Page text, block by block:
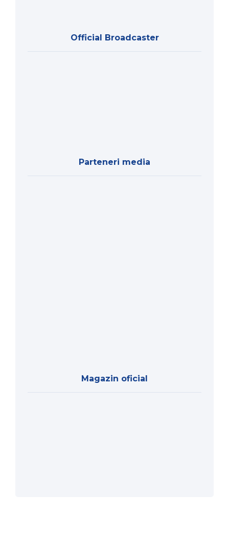
Official Broadcaster
Parteneri media
Magazin oficial